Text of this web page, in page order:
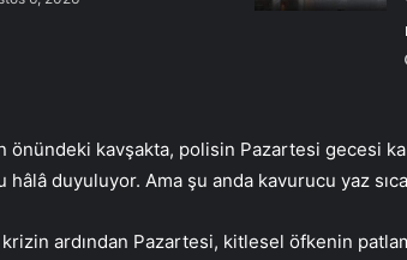
önündeki kavşakta, polisin Pazartesi gecesi
hâlâ duyuluyor. Ama şu anda kavurucu yaz
ardından Pazartesi, kitlesel öfkenin